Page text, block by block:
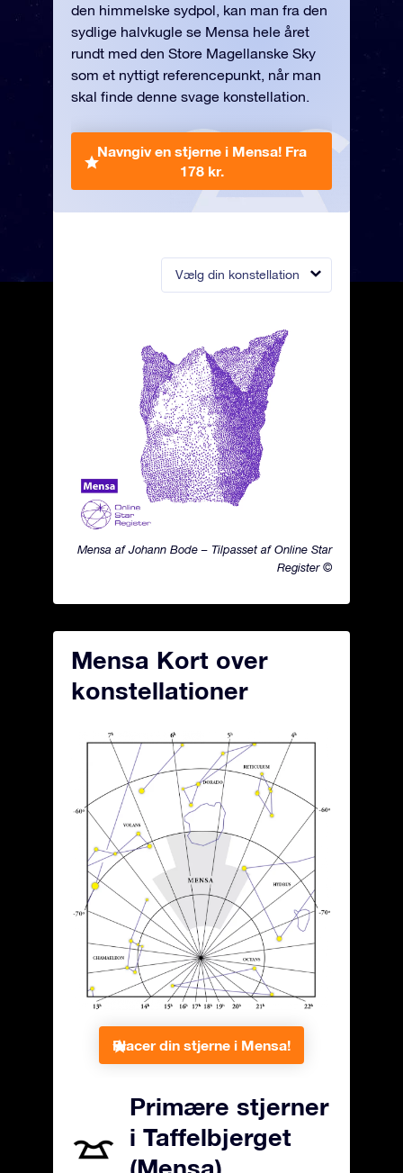
Vælg din konstellation
Mensa af Johann Bode – Tilpasset af Online Star
Register ©
den himmelske sydpol, kan man fra den
sydlige halvkugle se Mensa hele året
rundt med den Store Magellanske Sky
som et nyttigt referencepunkt, når man
skal finde denne svage konstellation.
Navngiv en stjerne i Mensa! Fra
178 kr.
Mensa Kort over
konstellationer
Placer din stjerne i Mensa!
Primære stjerner
i Taffelbjerget